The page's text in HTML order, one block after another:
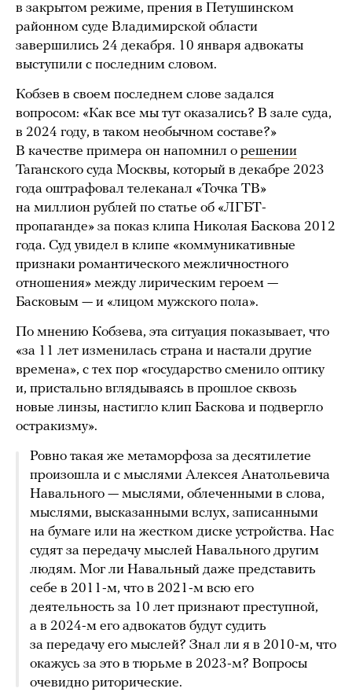
в закрытом режиме, прения в Петушинском
районном суде Владимирской области
завершились 24 декабря. 10 января адвокаты
выступили с последним словом.
Кобзев в своем последнем слове задался
вопросом: «Как все мы тут оказались? В зале суда,
в 2024 году, в таком необычном составе?»
В качестве примера он напомнил о решении
Таганского суда Москвы, который в декабре 2023
года оштрафовал телеканал «Точка ТВ»
на миллион рублей по статье об «ЛГБТ-
пропаганде» за показ клипа Николая Баскова 2012
года. Суд увидел в клипе «коммуникативные
признаки романтического межличностного
отношения» между лирическим героем —
Басковым — и «лицом мужского пола».
По мнению Кобзева, эта ситуация показывает, что
«за 11 лет изменилась страна и настали другие
времена», с тех пор «государство сменило оптику
и, пристально вглядываясь в прошлое сквозь
новые линзы, настигло клип Баскова и подвергло
остракизму».
Ровно такая же метаморфоза за десятилетие
произошла и с мыслями Алексея Анатольевича
Навального — мыслями, облеченными в слова,
мыслями, высказанными вслух, записанными
на бумаге или на жестком диске устройства. Нас
судят за передачу мыслей Навального другим
людям. Мог ли Навальный даже представить
себе в 2011-м, что в 2021-м всю его
деятельность за 10 лет признают преступной,
а в 2024-м его адвокатов будут судить
за передачу его мыслей? Знал ли я в 2010-м, что
окажусь за это в тюрьме в 2023-м? Вопросы
очевидно риторические.